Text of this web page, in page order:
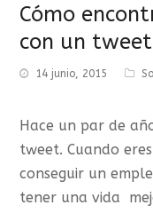
Cómo
con un tweet
14 junio, 2015
Hace un par de
tweet. Cuando
conseguir un
tener una vida